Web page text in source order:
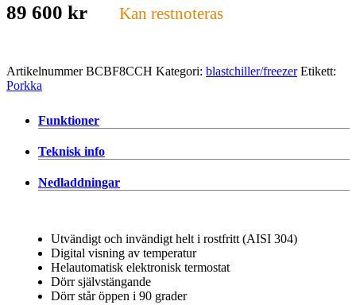
89 600 kr Kan restnoteras
ArtikelnummerBCBF8CCH Kategori: blastchiller/freezer Etikett:
Porkka
Funktioner
Teknisk info
Nedladdningar
Utvändigt och invändigt helt i rostfritt (AISI 304)
Digital visning av temperatur
Helautomatisk elektronisk termostat
Dörr självstängande
Dörr står öppen i 90 grader